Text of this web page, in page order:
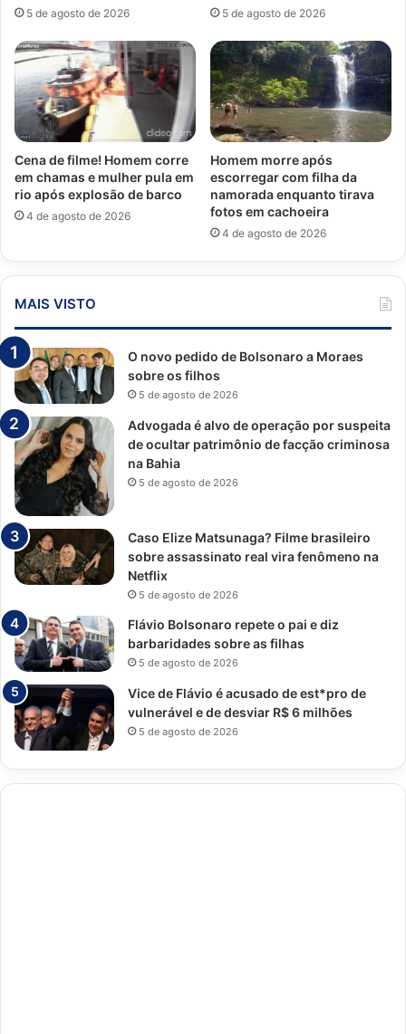
5 de agosto de 2026 5 de agosto de 2026
Cena de filme! Homem corre
em chamas e mulher pula em
rio após explosão de barco
4 de agosto de 2026
Homem morre após
escorregar com filha da
namorada enquanto tirava
fotos em cachoeira
4 de agosto de 2026
MAIS VISTO
O novo pedido de Bolsonaro a Moraes
sobre os filhos
5 de agosto de 2026
Advogada é alvo de operação por suspeita
de ocultar patrimônio de facção criminosa
na Bahia
5 de agosto de 2026
Caso Elize Matsunaga? Filme brasileiro
sobre assassinato real vira fenômeno na
Netflix
5 de agosto de 2026
Flávio Bolsonaro repete o pai e diz
barbaridades sobre as filhas
5 de agosto de 2026
Vice de Flávio é acusado de est*pro de
vulnerável e de desviar R$ 6 milhões
5 de agosto de 2026